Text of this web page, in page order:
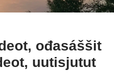
ođasáššit
uutisjutut